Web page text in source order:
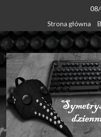
content
Strona główna